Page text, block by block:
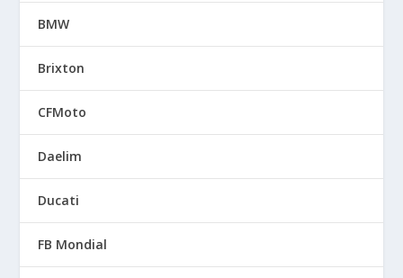
BMW
Brixton
CFMoto
Daelim
Ducati
FB Mondial